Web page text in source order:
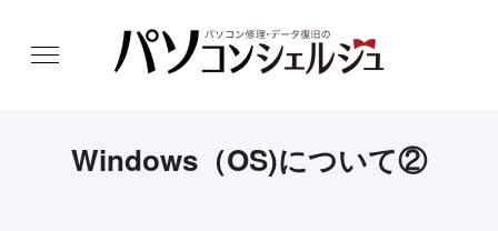
Windows（OS)について②